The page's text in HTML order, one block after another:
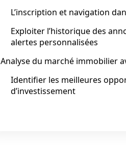
L’inscription et navigation
Exploiter l’historique des
alertes personnalisées
Analyse du marché immobilier
Identifier les meilleures
d’investissement